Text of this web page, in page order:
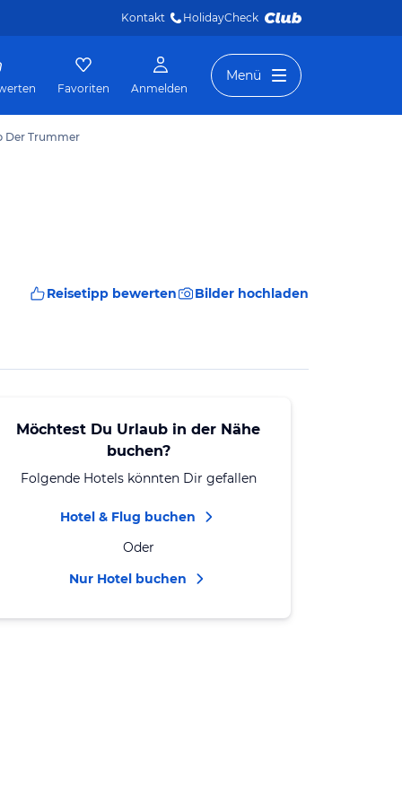
Kontakt HolidayCheck
Favoriten Anmelden
Menü
Der Trummer
Reisetipp bewerten Bilder hochladen
Möchtest Du Urlaub in der Nähe
buchen?
Folgende Hotels könnten Dir gefallen
Hotel & Flug buchen
Oder
Nur Hotel buchen